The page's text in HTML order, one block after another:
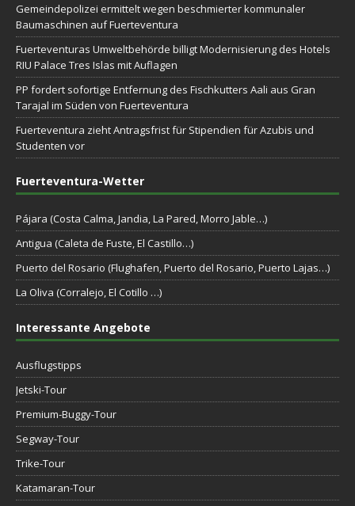
Gemeindepolizei ermittelt wegen beschmierter kommunaler
Baumaschinen auf Fuerteventura
Fuerteventuras Umweltbehörde billigt Modernisierung des Hotels
RIU Palace Tres Islas mit Auflagen
PP fordert sofortige Entfernung des Fischkutters Aali aus Gran
Tarajal im Süden von Fuerteventura
Fuerteventura zieht Antragsfrist für Stipendien für Azubis und
Studenten vor
Fuerteventura-Wetter
Pájara (Costa Calma, Jandia, La Pared, Morro Jable…)
Antigua (Caleta de Fuste, El Castillo…)
Puerto del Rosario (Flughafen, Puerto del Rosario, Puerto Lajas…)
La Oliva (Corralejo, El Cotillo …)
Interessante Angebote
Ausflugstipps
Jetski-Tour
Premium-Buggy-Tour
Segway-Tour
Trike-Tour
Katamaran-Tour